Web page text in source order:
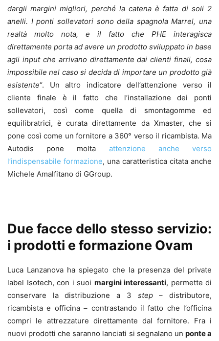
dargli margini migliori, perché la catena è fatta di soli 2
anelli. I ponti sollevatori sono della spagnola Marrel, una
realtà molto nota, e il fatto che PHE interagisca
direttamente porta ad avere un prodotto sviluppato in base
agli input che arrivano direttamente dai clienti finali, cosa
impossibile nel caso si decida di importare un prodotto già
esistente“. Un altro indicatore dell’attenzione verso il
cliente finale è il fatto che l’installazione dei ponti
sollevatori, così come quella di smontagomme ed
equilibratrici, è curata direttamente da Xmaster, che si
pone così come un fornitore a 360° verso il ricambista. Ma
Autodis pone molta attenzione anche verso
l’indispensabile formazione, una caratteristica citata anche
Michele Amalfitano di GGroup.
Due facce dello stesso servizio:
i prodotti e formazione Ovam
Luca Lanzanova ha spiegato che la presenza del private
label Isotech, con i suoi margini interessanti, permette di
conservare la distribuzione a 3 step– distributore,
ricambista e officina – contrastando il fatto che l’officina
compri le attrezzature direttamente dal fornitore. Fra i
nuovi prodotti che saranno lanciati si segnalano un ponte a